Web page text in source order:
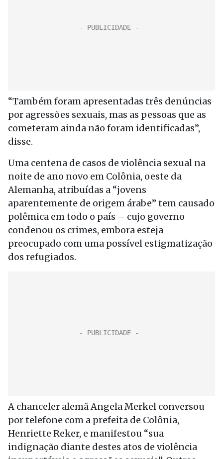
“Também foram apresentadas três denúncias
por agressões sexuais, mas as pessoas que as
cometeram ainda não foram identificadas”,
disse.
Uma centena de casos de violência sexual na
noite de ano novo em Colônia, oeste da
Alemanha, atribuídas a “jovens
aparentemente de origem árabe” tem causado
polêmica em todo o país – cujo governo
condenou os crimes, embora esteja
preocupado com uma possível estigmatização
dos refugiados.
A chanceler alemã Angela Merkel conversou
por telefone com a prefeita de Colônia,
Henriette Reker, e manifestou “sua
indignação diante destes atos de violência